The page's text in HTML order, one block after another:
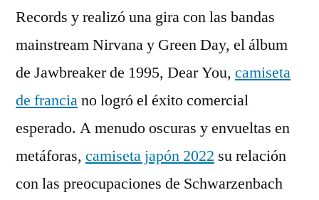
Records y realizó una gira con las bandas
mainstream Nirvana y Green Day, el álbum
de Jawbreaker de 1995, Dear You, camiseta
de franciano logró el éxito comercial
esperado. A menudo oscuras y envueltas en
metáforas, camiseta japón 2022 su relación
con las preocupaciones de Schwarzenbach